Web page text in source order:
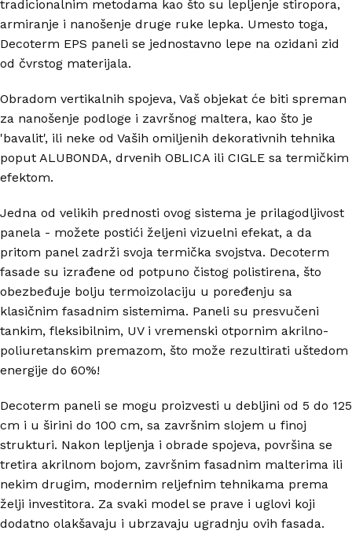
tradicionalnim metodama kao što su lepljenje stiropora,
armiranje i nanošenje druge ruke lepka. Umesto toga,
Decoterm EPS paneli se jednostavno lepe na ozidani zid
od čvrstog materijala.
Obradom vertikalnih spojeva, Vaš objekat će biti spreman
za nanošenje podloge i završnog maltera, kao što je
'bavalit', ili neke od Vaših omiljenih dekorativnih tehnika
poput ALUBONDA, drvenih OBLICA ili CIGLE sa termičkim
efektom.
Jedna od velikih prednosti ovog sistema je prilagodljivost
panela - možete postići željeni vizuelni efekat, a da
pritom panel zadrži svoja termička svojstva. Decoterm
fasade su izrađene od potpuno čistog polistirena, što
obezbeđuje bolju termoizolaciju u poređenju sa
klasičnim fasadnim sistemima. Paneli su presvučeni
tankim, fleksibilnim, UV i vremenski otpornim akrilno-
poliuretanskim premazom, što može rezultirati uštedom
energije do 60%!
Decoterm paneli se mogu proizvesti u debljini od 5 do 125
cm i u širini do 100 cm, sa završnim slojem u finoj
strukturi. Nakon lepljenja i obrade spojeva, površina se
tretira akrilnom bojom, završnim fasadnim malterima ili
nekim drugim, modernim reljefnim tehnikama prema
želji investitora. Za svaki model se prave i uglovi koji
dodatno olakšavaju i ubrzavaju ugradnju ovih fasada.